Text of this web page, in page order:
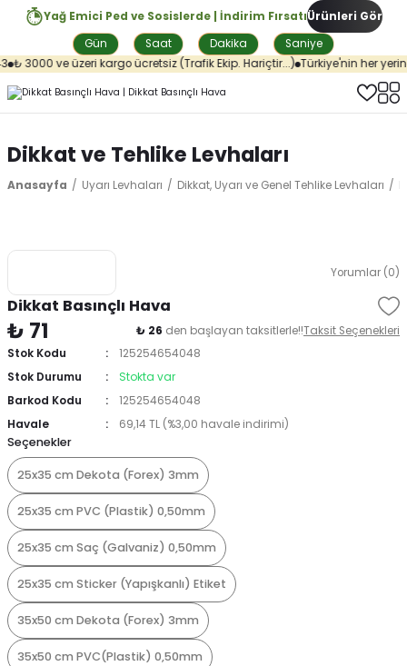
Yağ Emici Ped ve Sosislerde | İndirim Fırsatı
Gün
Saat Dakika Saniye
Ürünleri Gör
₺ 3000 ve üzeri kargo ücretsiz (Trafik Ekip. Hariçtir...) Türkiye'nin her
Dikkat ve Tehlike Levhaları
Anasayfa Uyarı Levhaları Dikkat, Uyarı ve Genel Tehlike Levhaları
Yorumlar (0)
Dikkat Basınçlı Hava
₺ 71 ₺ 26 den başlayan taksitlerle!!Taksit Seçenekleri
Stok Kodu
125254654048
Stok Durumu
Stokta var
Barkod Kodu
125254654048
Havale
69,14 TL (%3,00 havale indirimi)
Seçenekler
25x35 cm Dekota (Forex) 3mm
25x35 cm PVC (Plastik) 0,50mm
25x35 cm Saç (Galvaniz) 0,50mm
25x35 cm Sticker (Yapışkanlı) Etiket
35x50 cm Dekota (Forex) 3mm
35x50 cm PVC(Plastik) 0,50mm